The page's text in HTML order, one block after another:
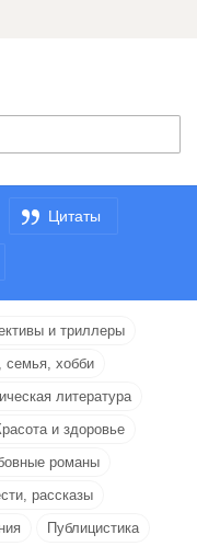
Цитаты
и триллеры
семья, хобби
литература
и здоровье
романы
рассказы
Публицистика